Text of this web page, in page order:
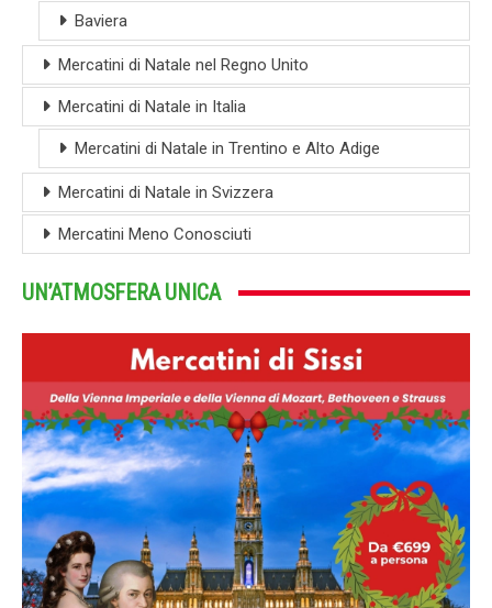
Baviera
Mercatini di Natale nel Regno Unito
Mercatini di Natale in Italia
Mercatini di Natale in Trentino e Alto Adige
Mercatini di Natale in Svizzera
Mercatini Meno Conosciuti
UN’ATMOSFERA UNICA